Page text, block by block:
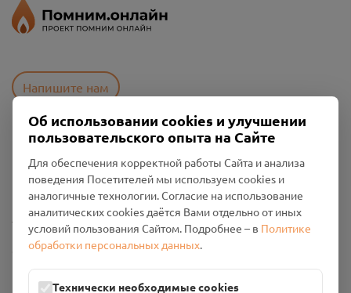
Напишите нам
Политика конфиденциальности
Промо-материалы
Настройки cookies
Общество с ограниченной ответственностью «Смоленский
Проект Помним»
ИНН: 6700029207 ОГРН: 1256700001986
Об использовании cookies и улучшении
пользовательского опыта на Сайте
Для обеспечения корректной работы Сайта и анализа
поведения Посетителей мы используем cookies и
аналогичные технологии. Согласие на использование
аналитических cookies даётся Вами отдельно от иных
условий пользования Сайтом. Подробнее – в Политике
обработки персональных данных.
Технически необходимые cookies